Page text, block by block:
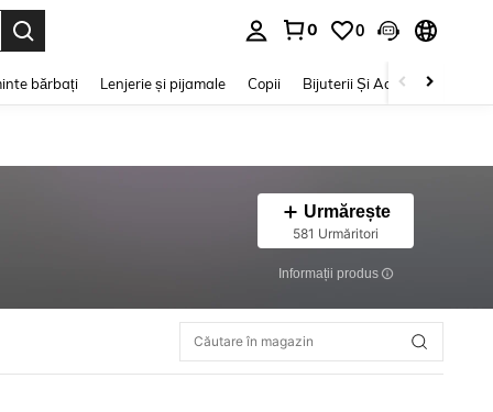
0 0
bărbați Lenjerie și pijamale Copii Bijuterii Și Accesorii
Urmărește
581 Urmăritori
Informații produs